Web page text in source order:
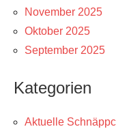
November 2025
Oktober 2025
September 2025
Kategorien
Aktuelle